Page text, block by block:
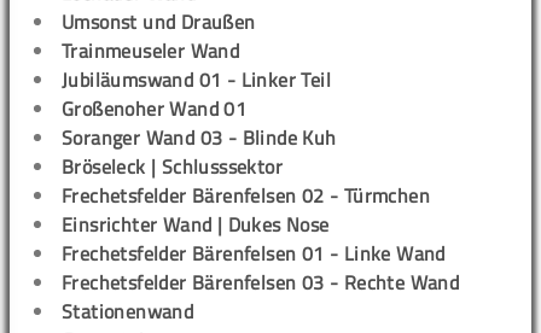
Umsonst und Draußen
Trainmeuseler Wand
Jubiläumswand 01 - Linker Teil
Großenoher Wand 01
Soranger Wand 03 - Blinde Kuh
Bröseleck | Schlusssektor
Frechetsfelder Bärenfelsen 02 - Türmchen
Einsrichter Wand | Dukes Nose
Frechetsfelder Bärenfelsen 01 - Linke Wand
Frechetsfelder Bärenfelsen 03 - Rechte Wand
Stationenwand